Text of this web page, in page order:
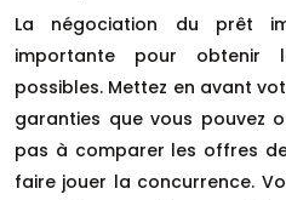
La négociation du prêt
importante pour obtenir
possibles. Mettez en avant
garanties que vous pouvez
pas à comparer les offres
faire jouer la concurrence.